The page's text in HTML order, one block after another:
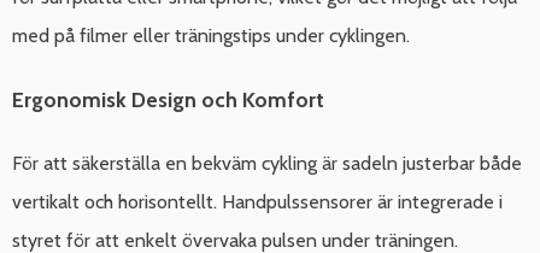
med på filmer eller träningstips under cyklingen.
Ergonomisk Design och Komfort
För att säkerställa en bekväm cykling är sadeln justerbar både
vertikalt och horisontellt. Handpulssensorer är integrerade i
styret för att enkelt övervaka pulsen under träningen.